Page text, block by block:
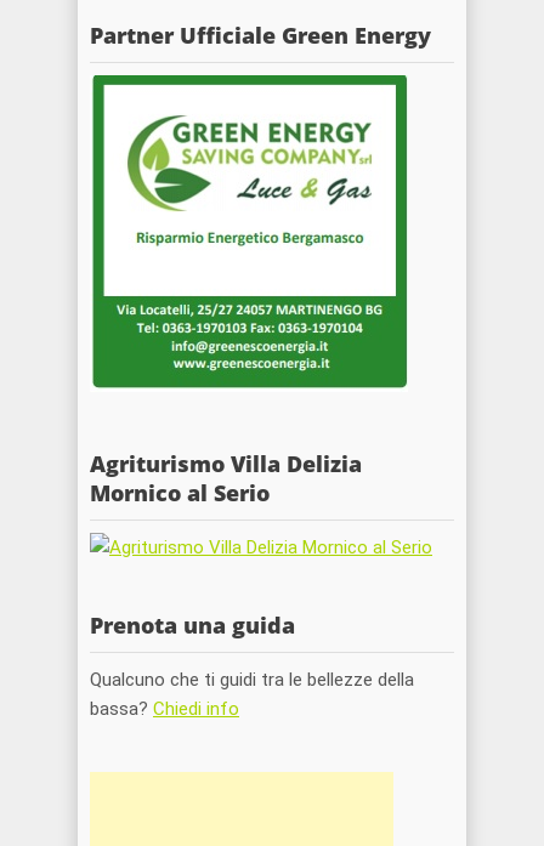
Partner Ufficiale Green Energy
Agriturismo Villa Delizia
Mornico al Serio
Prenota una guida
Qualcuno che ti guidi tra le bellezze della
bassa? Chiedi info